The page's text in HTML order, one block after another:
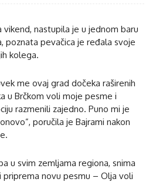
vikend, nastupila je u jednom baru
poznata pevačica je ređala svoje
kolega.
me ovaj grad dočeka raširenih
u Brčkom voli moje pesme i
razmenili zajedno. Puno mi je
poručila je Bajrami nakon
u svim zemljama regiona, snima
priprema novu pesmu – Olja voli